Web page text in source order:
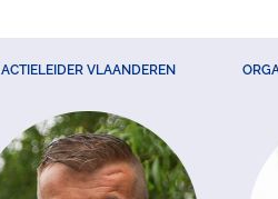
ACTIELEIDER VLAANDEREN